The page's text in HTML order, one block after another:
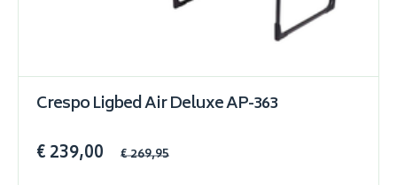
Crespo Ligbed Air Deluxe AP-363
€ 239,00 € 269,95